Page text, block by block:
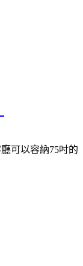
可以容納75吋的